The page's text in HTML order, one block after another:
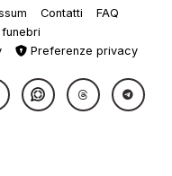
Contatti
FAQ
Preferenze privacy